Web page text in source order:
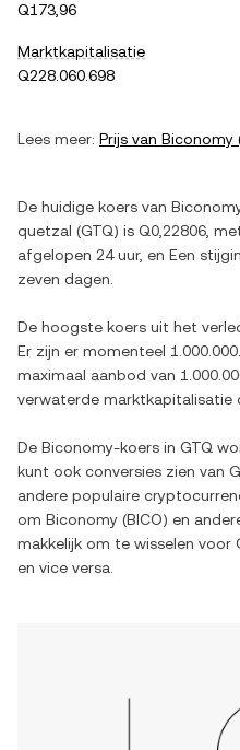
Q173,96
Marktkapitalisatie
Q228.060.698
Lees meer: Prijs van Biconomy
De huidige koers van
quetzal (GTQ) is Q0,22806 ,
afgelopen 24 uur, en Een
zeven dagen.
De hoogste koers uit het
Er zijn er momenteel
maximaal aanbod van
verwaterde marktkapitalisatie
De Biconomy-koers in GTQ
kunt ook conversies zien van
andere populaire
om Biconomy (BICO) en
makkelijk om te wisselen voor
en vice versa.